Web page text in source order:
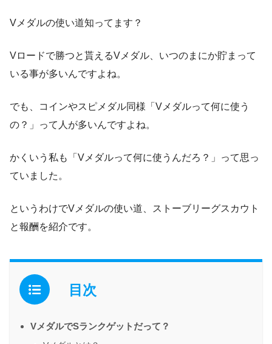
Vメダルの使い道知ってます？
Vロードで勝つと貰えるVメダル、いつのまにか貯まって
いる事が多いんですよね。
でも、コインやスピメダル同様「Vメダルって何に使う
の？」って人が多いんですよね。
かくいう私も「Vメダルって何に使うんだろ？」って思っ
ていました。
というわけでVメダルの使い道、ストーブリーグスカウト
と報酬を紹介です。
目次
VメダルでSランクゲットだって？